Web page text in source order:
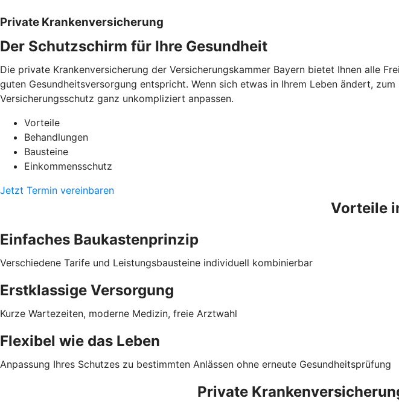
Private Krankenversicherung
Der Schutzschirm für Ihre Gesundheit
Die private Krankenversicherung der Versicherungskammer Bayern bietet Ihnen alle
guten Gesundheitsversorgung entspricht. Wenn sich etwas in Ihrem Leben ändert,
Versicherungsschutz ganz unkompliziert anpassen.
Vorteile
Behandlungen
Bausteine
Einkommensschutz
Jetzt Termin vereinbaren
Vorteile
Einfaches Baukastenprinzip
Verschiedene Tarife und Leistungsbausteine individuell kombinierbar
Erstklassige Versorgung
Kurze Wartezeiten, moderne Medizin, freie Arztwahl
Flexibel wie das Leben
Anpassung Ihres Schutzes zu bestimmten Anlässen ohne erneute Gesundheitsprüfung
Private